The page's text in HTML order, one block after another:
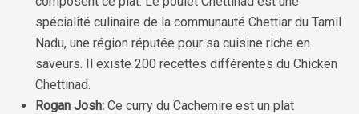
spécialité culinaire de la communauté Chettiar du Tamil
Nadu, une région réputée pour sa cuisine riche en
saveurs. Il existe 200 recettes différentes du Chicken
Chettinad.
Rogan Josh: Ce curry du Cachemire est un plat